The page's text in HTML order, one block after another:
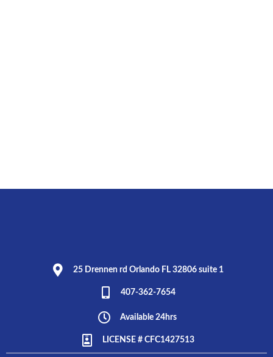
25 Drennen rd Orlando FL 32806 suite 1
407-362-7654
Available 24hrs
LICENSE # CFC1427513